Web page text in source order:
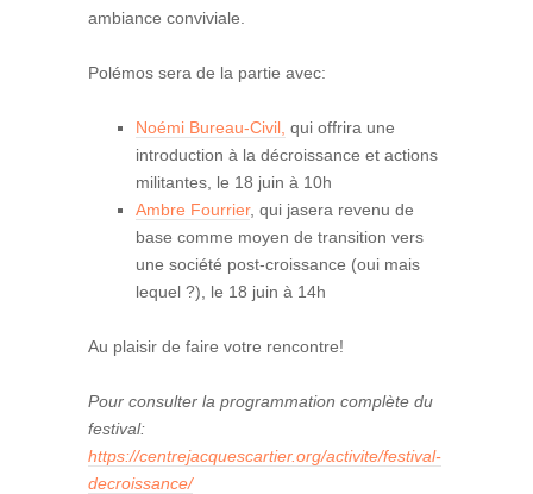
ambiance conviviale.
Polémos sera de la partie avec:
Noémi Bureau-Civil, qui offrira une
introduction à la décroissance et actions
militantes, le 18 juin à 10h
Ambre Fourrier, qui jasera revenu de
base comme moyen de transition vers
une société post-croissance (oui mais
lequel ?), le 18 juin à 14h
Au plaisir de faire votre rencontre!
Pour consulter la programmation complète du
festival:
https://centrejacquescartier.org/activite/festival-
decroissance/